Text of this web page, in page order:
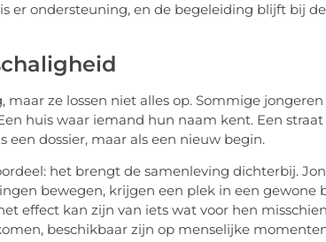
er ondersteuning, en de begeleiding blijft bij
maar ze lossen niet alles op. Sommige
huis waar iemand hun naam kent. Een
een dossier, maar als een nieuw begin.
het brengt de samenleving dichterbij.
bewegen, krijgen een plek in een gewone
effect kan zijn van iets wat voor hen
beschikbaar zijn op menselijke